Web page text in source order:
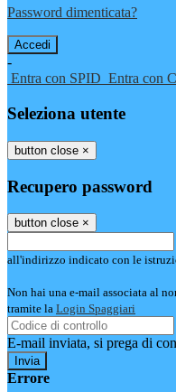
Password dimenticata?
-
Entra con SPID Entra con
Seleziona utente
button close ×
Recupero password
button close ×
all'indirizzo indicato con le
Non hai una e-mail associata al
tramite la Login Spaggiari
E-mail inviata, si prega di
Errore